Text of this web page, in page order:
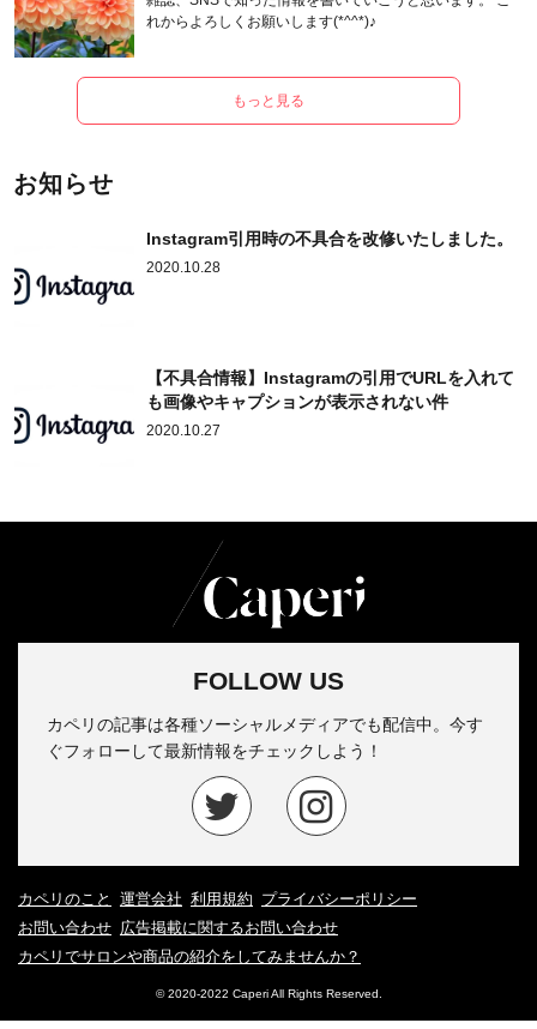
れからよろしくお願いします(*^^*)♪
もっと見る
お知らせ
Instagram引用時の不具合を改修いたしました。
2020.10.28
【不具合情報】Instagramの引用でURLを入れて
も画像やキャプションが表示されない件
2020.10.27
FOLLOW US
カペリの記事は各種ソーシャルメディアでも配信中。今す
ぐフォローして最新情報をチェックしよう！
カペリのこと 運営会社 利用規約 プライバシーポリシー
お問い合わせ 広告掲載に関するお問い合わせ
カペリでサロンや商品の紹介をしてみませんか？
© 2020-2022 Caperi All Rights Reserved.